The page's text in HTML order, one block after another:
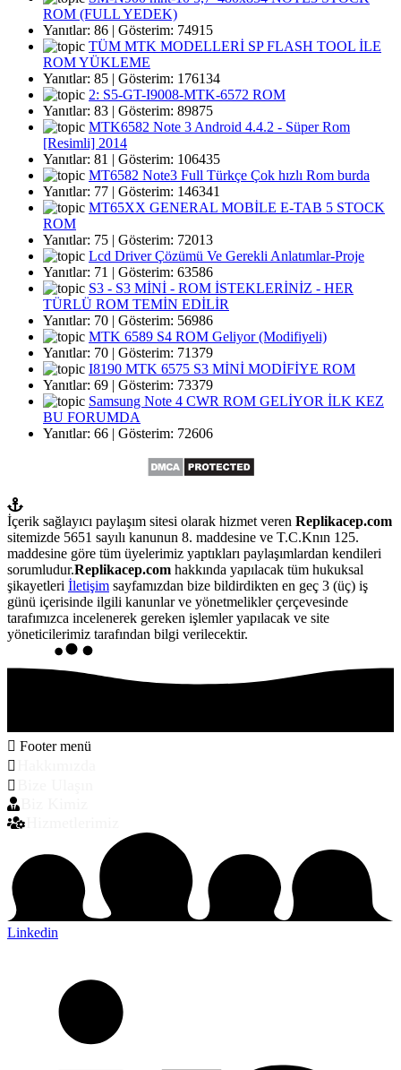
ROM (FULL YEDEK)
Yanıtlar: 86 | Gösterim: 74915
TÜM MTK MODELLERİ SP FLASH TOOL İLE
ROM YÜKLEME
Yanıtlar: 85 | Gösterim: 176134
2: S5-GT-I9008-MTK-6572 ROM
Yanıtlar: 83 | Gösterim: 89875
MTK6582 Note 3 Android 4.4.2 - Süper Rom
[Resimli] 2014
Yanıtlar: 81 | Gösterim: 106435
MT6582 Note3 Full Türkçe Çok hızlı Rom burda
Yanıtlar: 77 | Gösterim: 146341
MT65XX GENERAL MOBİLE E-TAB 5 STOCK
ROM
Yanıtlar: 75 | Gösterim: 72013
Lcd Driver Çözümü Ve Gerekli Anlatımlar-Proje
Yanıtlar: 71 | Gösterim: 63586
S3 - S3 MİNİ - ROM İSTEKLERİNİZ - HER
TÜRLÜ ROM TEMİN EDİLİR
Yanıtlar: 70 | Gösterim: 56986
MTK 6589 S4 ROM Geliyor (Modifiyeli)
Yanıtlar: 70 | Gösterim: 71379
I8190 MTK 6575 S3 MİNİ MODİFİYE ROM
Yanıtlar: 69 | Gösterim: 73379
Samsung Note 4 CWR ROM GELİYOR İLK KEZ
BU FORUMDA
Yanıtlar: 66 | Gösterim: 72606
İçerik sağlayıcı paylaşım sitesi olarak hizmet veren Replikacep.com
sitemizde 5651 sayılı kanunun 8. maddesine ve T.C.Knın 125.
maddesine göre tüm üyelerimiz yaptıkları paylaşımlardan kendileri
sorumludur.Replikacep.com hakkında yapılacak tüm hukuksal
şikayetleri İletişim sayfamızdan bize bildirdikten en geç 3 (üç) iş
günü içerisinde ilgili kanunlar ve yönetmelikler çerçevesinde
tarafımızca incelenerek gereken işlemler yapılacak ve site
yöneticilerimiz tarafından bilgi verilecektir.
Footer menü
Linkedin